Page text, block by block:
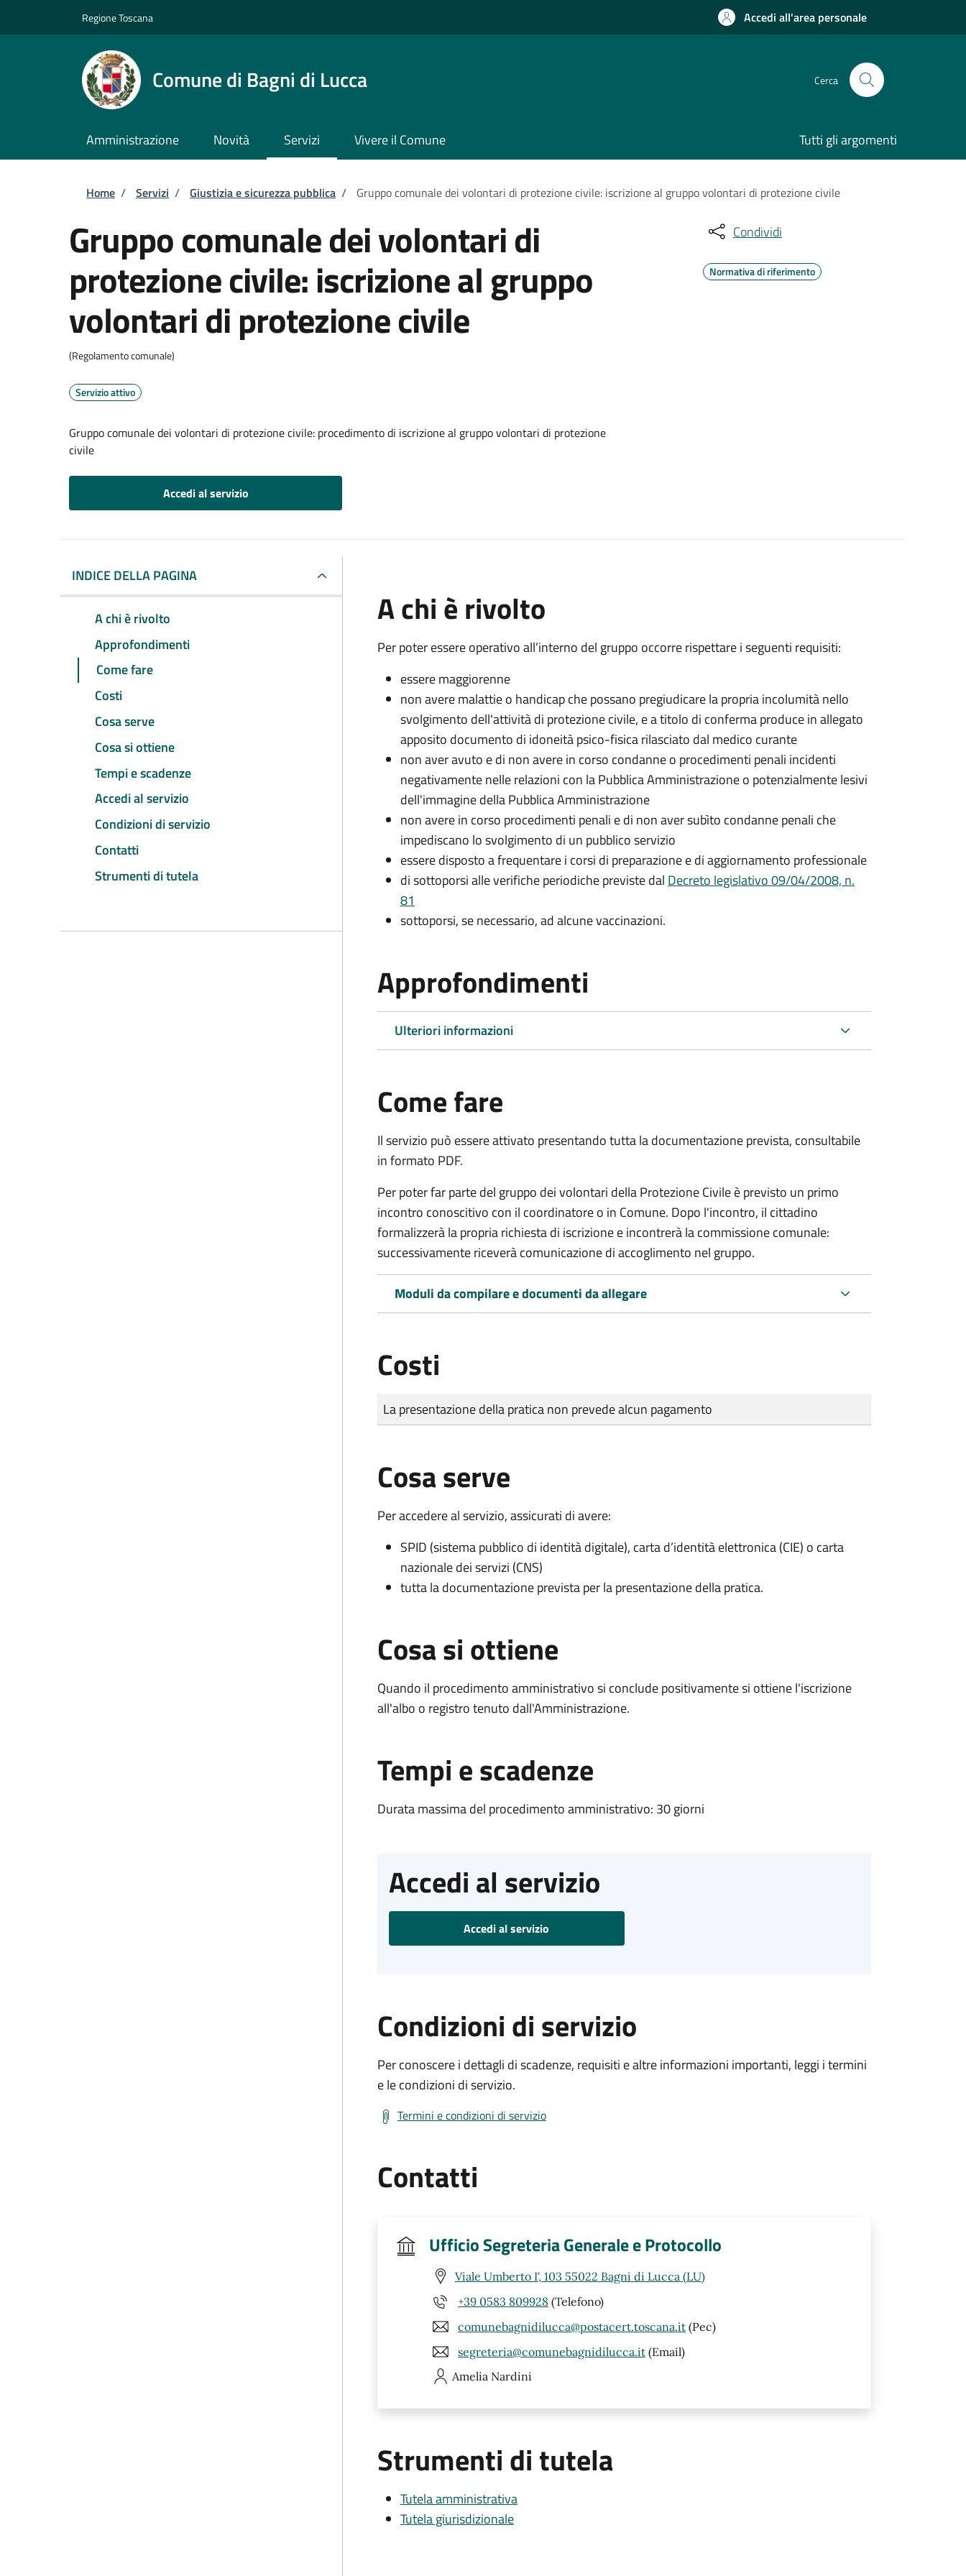
Regione Toscana Accedi all'area personale
Comune di Bagni di Lucca Cerca
Amministrazione Novità Servizi Vivere il Comune Tutti gli argomenti
Briciole di pane
Home / Servizi / Giustizia e sicurezza pubblica / Gruppo comunale dei volontari di protezione civile: iscrizione al gruppo volontari di protezione civile
Gruppo comunale dei volontari di
protezione civile: iscrizione al gruppo
volontari di protezione civile
(Regolamento comunale)
Servizio attivo
Gruppo comunale dei volontari di protezione civile: procedimento di iscrizione al gruppo volontari di protezione
civile
Accedi al servizio
Condividi
Normativa di riferimento
INDICE DELLA PAGINA
A chi è rivolto
Approfondimenti
Come fare
Costi
Cosa serve
Cosa si ottiene
Tempi e scadenze
Accedi al servizio
Condizioni di servizio
Contatti
Strumenti di tutela
A chi è rivolto
Per poter essere operativo all’interno del gruppo occorre rispettare i seguenti requisiti:
essere maggiorenne
non avere malattie o handicap che possano pregiudicare la propria incolumità nello
svolgimento dell'attività di protezione civile, e a titolo di conferma produce in allegato
apposito documento di idoneità psico-fisica rilasciato dal medico curante
non aver avuto e di non avere in corso condanne o procedimenti penali incidenti
negativamente nelle relazioni con la Pubblica Amministrazione o potenzialmente lesivi
dell'immagine della Pubblica Amministrazione
non avere in corso procedimenti penali e di non aver subìto condanne penali che
impediscano lo svolgimento di un pubblico servizio
essere disposto a frequentare i corsi di preparazione e di aggiornamento professionale
di sottoporsi alle verifiche periodiche previste dal Decreto legislativo 09/04/2008, n.
81
sottoporsi, se necessario, ad alcune vaccinazioni.
Approfondimenti
Ulteriori informazioni
Come fare
Il servizio può essere attivato presentando tutta la documentazione prevista, consultabile
in formato PDF.
Per poter far parte del gruppo dei volontari della Protezione Civile è previsto un primo
incontro conoscitivo con il coordinatore o in Comune. Dopo l'incontro, il cittadino
formalizzerà la propria richiesta di iscrizione e incontrerà la commissione comunale:
successivamente riceverà comunicazione di accoglimento nel gruppo.
Moduli da compilare e documenti da allegare
Costi
Tipo di pagamento
Importo
La presentazione della pratica non prevede alcun pagamento
Cosa serve
Per accedere al servizio, assicurati di avere:
SPID (sistema pubblico di identità digitale), carta d’identità elettronica (CIE) o carta
nazionale dei servizi (CNS)
tutta la documentazione prevista per la presentazione della pratica.
Cosa si ottiene
Quando il procedimento amministrativo si conclude positivamente si ottiene l'iscrizione
all'albo o registro tenuto dall'Amministrazione.
Tempi e scadenze
Durata massima del procedimento amministrativo: 30 giorni
Accedi al servizio
Accedi al servizio
Condizioni di servizio
Per conoscere i dettagli di scadenze, requisiti e altre informazioni importanti, leggi i termini
e le condizioni di servizio.
Termini e condizioni di servizio
Contatti
Ufficio Segreteria Generale e Protocollo
Viale Umberto I', 103 55022 Bagni di Lucca (LU)
+39 0583 809928 (Telefono)
comunebagnidilucca@postacert.toscana.it (Pec)
segreteria@comunebagnidilucca.it (Email)
Amelia Nardini
Strumenti di tutela
Tutela amministrativa
Tutela giurisdizionale